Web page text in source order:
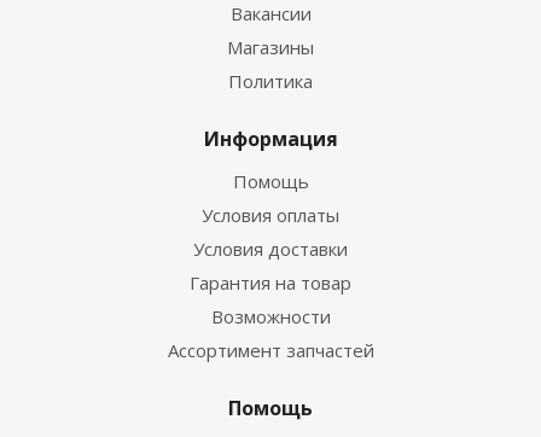
Вакансии
Магазины
Политика
Информация
Помощь
Условия оплаты
Условия доставки
Гарантия на товар
Возможности
Ассортимент запчастей
Помощь